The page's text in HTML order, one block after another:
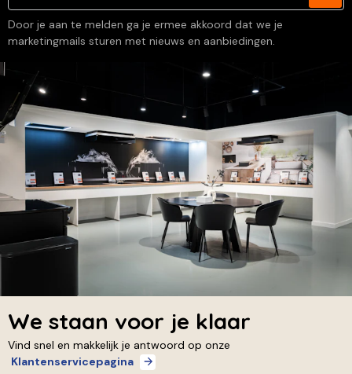
Door je aan te melden ga je ermee akkoord dat we je
marketingmails sturen met nieuws en aanbiedingen.
We staan voor je klaar
Vind snel en makkelijk je antwoord op onze
Klantenservicepagina